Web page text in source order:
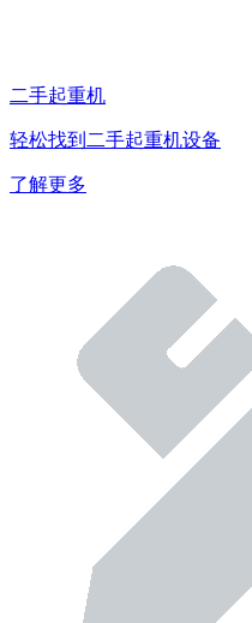
二手起重机
轻松找到二手起重机设备
了解更多